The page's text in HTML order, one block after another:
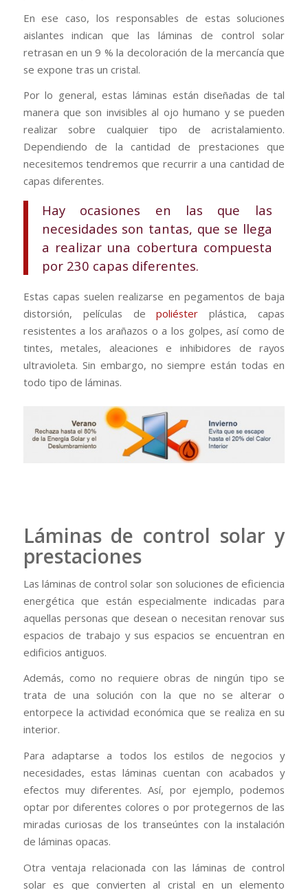
En ese caso, los responsables de estas soluciones
aislantes indican que las láminas de control solar
retrasan en un 9 % la decoloración de la mercancía que
se expone tras un cristal.
Por lo general, estas láminas están diseñadas de tal
manera que son invisibles al ojo humano y se pueden
realizar sobre cualquier tipo de acristalamiento.
Dependiendo de la cantidad de prestaciones que
necesitemos tendremos que recurrir a una cantidad de
capas diferentes.
Hay ocasiones en las que las
necesidades son tantas, que se llega
a realizar una cobertura compuesta
por 230 capas diferentes.
Estas capas suelen realizarse en pegamentos de baja
distorsión, películas depoliéster plástica, capas
resistentes a los arañazos o a los golpes, así como de
tintes, metales, aleaciones e inhibidores de rayos
ultravioleta. Sin embargo, no siempre están todas en
todo tipo de láminas.
Láminas de control solar y
prestaciones
Las láminas de control solar son soluciones de eficiencia
energética que están especialmente indicadas para
aquellas personas que desean o necesitan renovar sus
espacios de trabajo y sus espacios se encuentran en
edificios antiguos.
Además, como no requiere obras de ningún tipo se
trata de una solución con la que no se alterar o
entorpece la actividad económica que se realiza en su
interior.
Para adaptarse a todos los estilos de negocios y
necesidades, estas láminas cuentan con acabados y
efectos muy diferentes. Así, por ejemplo, podemos
optar por diferentes colores o por protegernos de las
miradas curiosas de los transeúntes con la instalación
de láminas opacas.
Otra ventaja relacionada con las láminas de control
solar es que convierten al cristal en un elemento